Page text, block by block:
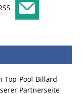
Top-Pool-Billard-
Partnerseite